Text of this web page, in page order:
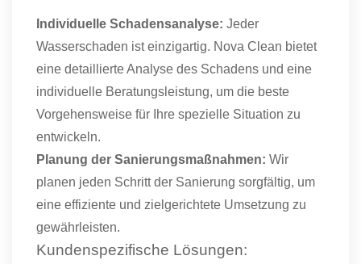
Individuelle Schadensanalyse: Jeder
Wasserschaden ist einzigartig. Nova Clean bietet
eine detaillierte Analyse des Schadens und eine
individuelle Beratungsleistung, um die beste
Vorgehensweise für Ihre spezielle Situation zu
entwickeln.
Planung der Sanierungsmaßnahmen: Wir
planen jeden Schritt der Sanierung sorgfältig, um
eine effiziente und zielgerichtete Umsetzung zu
gewährleisten.
Kundenspezifische Lösungen: